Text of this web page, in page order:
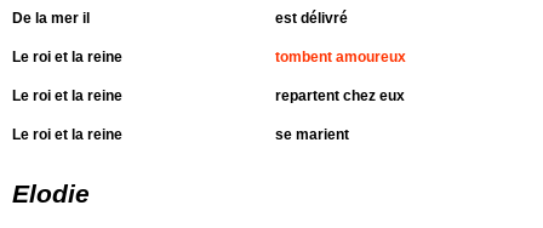
De la mer il
Le roi et la reine
Le roi et la reine
Le roi et la reine
est délivré
tombent amoureux
repartent chez eux
se marient
Elodie